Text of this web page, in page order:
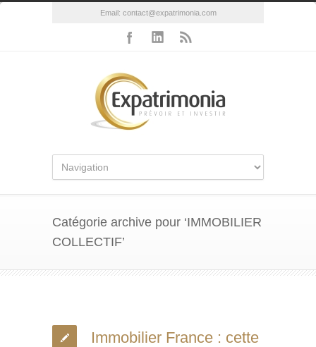
Email: contact@expatrimonia.com
Catégorie archive pour ‘IMMOBILIER
COLLECTIF’
Immobilier France : cette